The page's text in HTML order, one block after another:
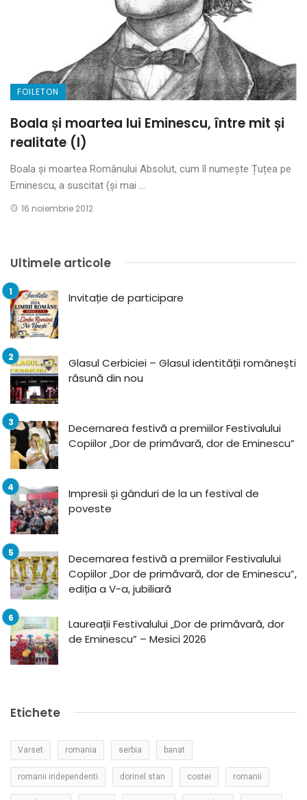
FOILETON
Boala și moartea lui Eminescu, între mit și
realitate (I)
Boala și moartea Românului Absolut, cum îl numește Țuțea pe
Eminescu, a suscitat (și mai ...
16 noiembrie 2012
Ultimele articole
Invitație de participare
Glasul Cerbiciei – Glasul identității românești
răsună din nou
Decernarea festivă a premiilor Festivalului
Copiilor „Dor de primăvară, dor de Eminescu”
Impresii și gânduri de la un festival de
poveste
Decernarea festivă a premiilor Festivalului
Copiilor „Dor de primăvară, dor de Eminescu”,
ediția a V-a, jubiliară
Laureații Festivalului „Dor de primăvară, dor
de Eminescu” – Mesici 2026
Etichete
Varset romania serbia banat
romanii independenti dorinel stan costei romanii